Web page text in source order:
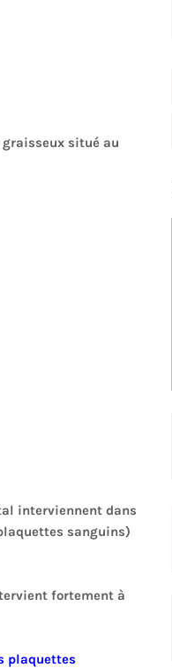
graisseux situé au
interviennent dans
sanguins)
fortement à
plaquettes